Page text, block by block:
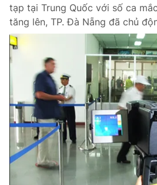
tạp tại Trung Quốc với số ca
tăng lên, TP. Đà Nẵng đã chủ